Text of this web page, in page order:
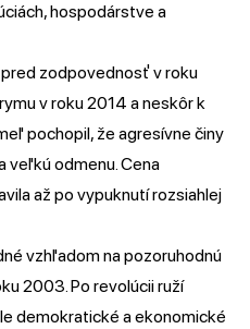
hospodárstve a
zodpovednosť v roku
v roku 2014 a neskôr k
pochopil, že agresívne činy
veľkú odmenu. Cena
až po vypuknutí rozsiahlej
vzhľadom na pozoruhodnú
2003. Po revolúcii ruží
demokratické a ekonomické